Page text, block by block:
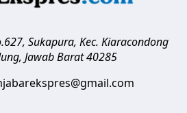
Sukapura, Kec. Kiaracondong
, Jawab Barat 40285